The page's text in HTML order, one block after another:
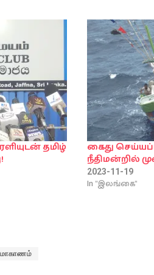
தமிழ்
கைது
நீதிமன்றில்
2023-11-19
In "இலங்கை"
மாகாணம்